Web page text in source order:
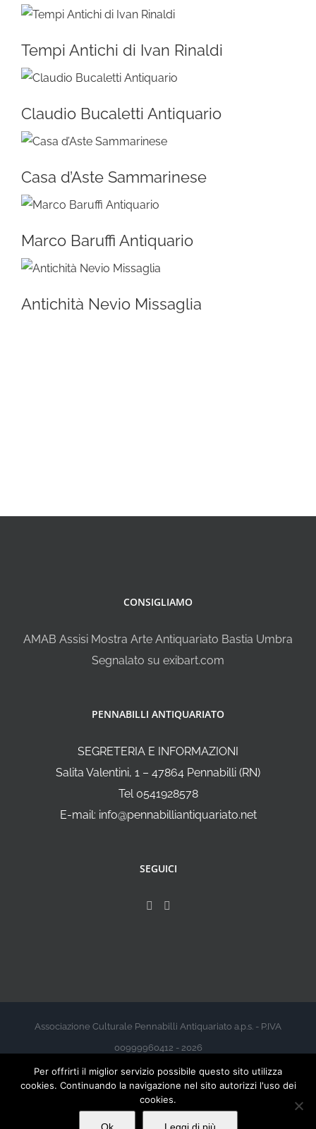
Tempi Antichi di Ivan Rinaldi
Claudio Bucaletti Antiquario
Casa d’Aste Sammarinese
Marco Baruffi Antiquario
Antichità Nevio Missaglia
CONSIGLIAMO
AMAB Assisi Mostra Arte Antiquariato Bastia Umbra
Segnalato su exibart.com
PENNABILLI ANTIQUARIATO
SEGRETERIA E INFORMAZIONI
Salita Valentini, 1 – 47864 Pennabilli (RN)
Tel 0541928578
E-mail: info@pennabilliantiquariato.net
SEGUICI
Associazione Culturale Pennabilli Antiquariato a.p.s. - P.IVA
00999960412 - 2026
Per offrirti il miglior servizio possibile questo sito utilizza
cookies. Continuando la navigazione nel sito autorizzi l'uso dei
cookies.